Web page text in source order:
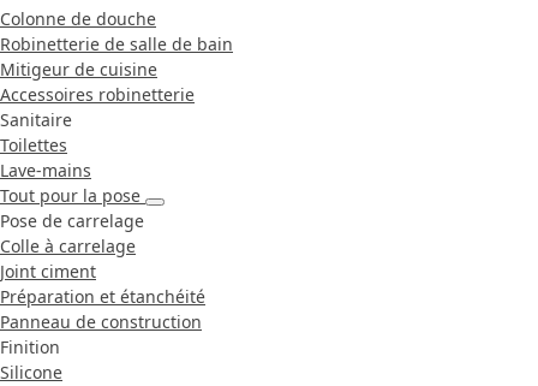
Colonne de douche
Robinetterie de salle de bain
Mitigeur de cuisine
Accessoires robinetterie
Sanitaire
Toilettes
Lave-mains
Tout pour la pose
Pose de carrelage
Colle à carrelage
Joint ciment
Préparation et étanchéité
Panneau de construction
Finition
Silicone